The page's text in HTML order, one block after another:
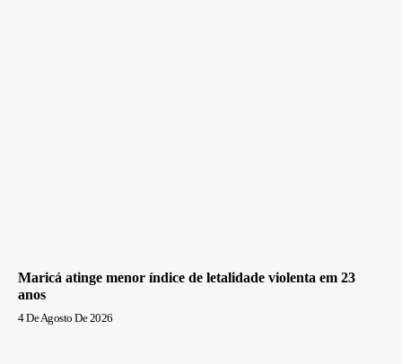
Maricá atinge menor índice de letalidade violenta em 23
anos
4 De Agosto De 2026